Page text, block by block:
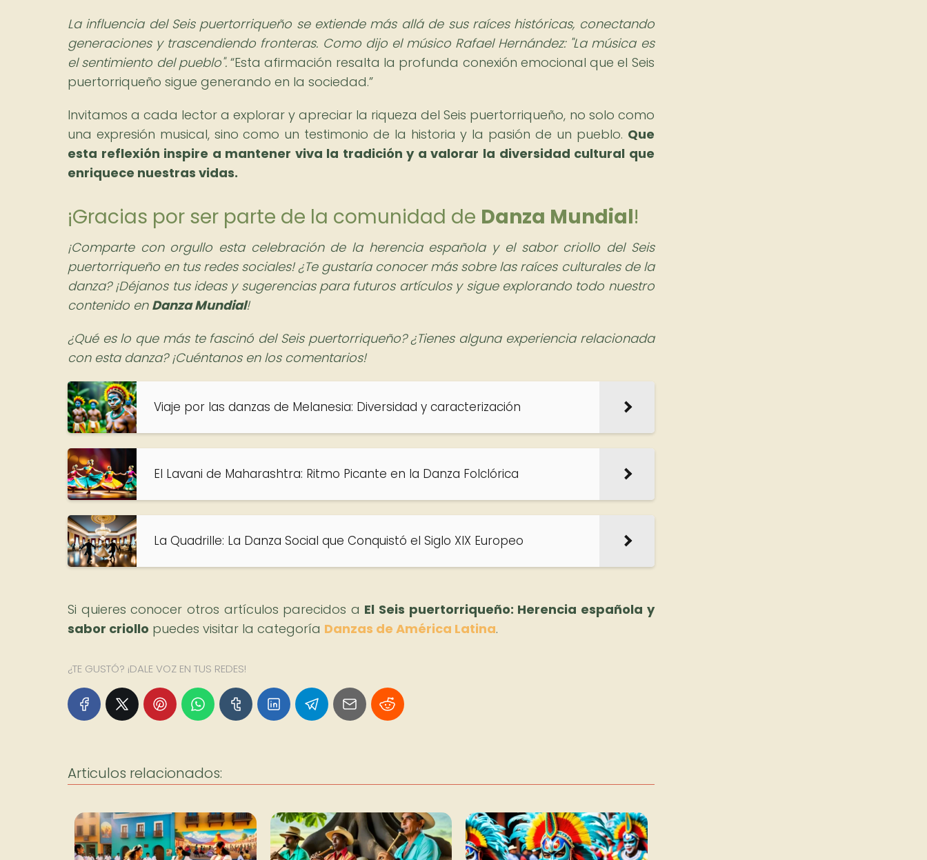
La influencia del Seis puertorriqueño se extiende más allá de sus raíces históricas, conectando
generaciones y trascendiendo fronteras. Como dijo el músico Rafael Hernández: "La música es
el sentimiento del pueblo". Esta afirmación resalta la profunda conexión emocional que el Seis
puertorriqueño sigue generando en la sociedad.
Invitamos a cada lector a explorar y apreciar la riqueza del Seis puertorriqueño, no solo como
una expresión musical, sino como un testimonio de la historia y la pasión de un pueblo. Que
esta reflexión inspire a mantener viva la tradición y a valorar la diversidad cultural que
enriquece nuestras vidas.
¡Gracias por ser parte de la comunidad de Danza Mundial!
¡Comparte con orgullo esta celebración de la herencia española y el sabor criollo del Seis
puertorriqueño en tus redes sociales! ¿Te gustaría conocer más sobre las raíces culturales de la
danza? ¡Déjanos tus ideas y sugerencias para futuros artículos y sigue explorando todo nuestro
contenido en Danza Mundial!
¿Qué es lo que más te fascinó del Seis puertorriqueño? ¿Tienes alguna experiencia relacionada
con esta danza? ¡Cuéntanos en los comentarios!
Viaje por las danzas de Melanesia: Diversidad y caracterización
El Lavani de Maharashtra: Ritmo Picante en la Danza Folclórica
La Quadrille: La Danza Social que Conquistó el Siglo XIX Europeo
Si quieres conocer otros artículos parecidos a El Seis puertorriqueño: Herencia española y
sabor criollo puedes visitar la categoría Danzas de América Latina.
¿TE GUSTÓ? ¡DALE VOZ EN TUS REDES!
Articulos relacionados: